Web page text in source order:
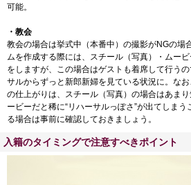
可能。
・教会
教会の場合は挙式中（本番中）の撮影がNGの場
ムを作成する際には、スチール（写真）・ムー
をしますが、この場合はゲストも着席して行う
サルからずっと新郎新婦を見ている状況に。な
の仕上がりは、スチール（写真）の場合はあま
ービーだと稀に“リハーサルっぽさ”が出てしま
る場合は事前に確認しておきましょう。
入籍のタイミングで注意すべきポイント